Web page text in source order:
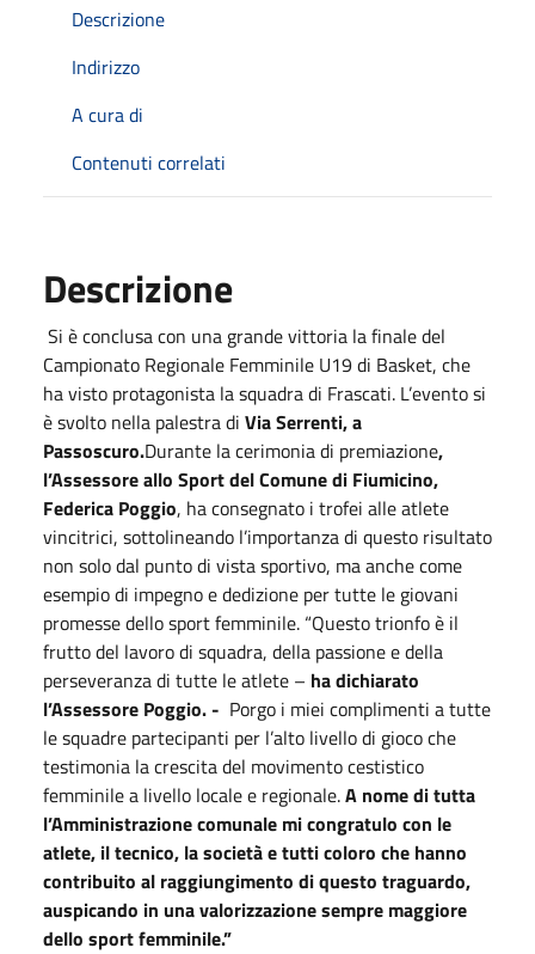
Descrizione
Indirizzo
A cura di
Contenuti correlati
Descrizione
Si è conclusa con una grande vittoria la finale del
Campionato Regionale Femminile U19 di Basket, che
ha visto protagonista la squadra di Frascati. L’evento si
è svolto nella palestra di Via Serrenti, a
Passoscuro.Durante la cerimonia di premiazione,
l’Assessore allo Sport del Comune di Fiumicino,
Federica Poggio, ha consegnato i trofei alle atlete
vincitrici, sottolineando l’importanza di questo risultato
non solo dal punto di vista sportivo, ma anche come
esempio di impegno e dedizione per tutte le giovani
promesse dello sport femminile. “Questo trionfo è il
frutto del lavoro di squadra, della passione e della
perseveranza di tutte le atlete – ha dichiarato
l’Assessore Poggio. - Porgo i miei complimenti a tutte
le squadre partecipanti per l’alto livello di gioco che
testimonia la crescita del movimento cestistico
femminile a livello locale e regionale.A nome di tutta
l’Amministrazione comunale mi congratulo con le
atlete, il tecnico, la società e tutti coloro che hanno
contribuito al raggiungimento di questo traguardo,
auspicando in una valorizzazione sempre maggiore
dello sport femminile.”